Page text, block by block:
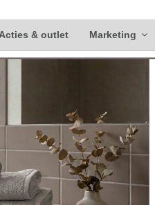
Acties & outlet Marketing